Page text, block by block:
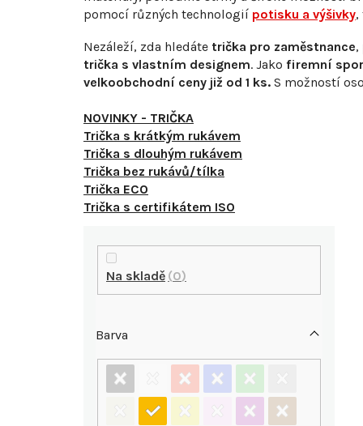
pomocí různých technologií potisku a výšivky,
Nezáleží, zda hledáte trička pro zaměstnance,
trička s vlastním designem. Jako firemní
velkoobchodní ceny již od 1 ks. S možností
NOVINKY - TRIČKA
Trička s krátkým rukávem
Trička s dlouhým rukávem
Trička bez rukávů/tílka
Trička ECO
Trička s certifikátem ISO
P
Na skladě 0
Barva